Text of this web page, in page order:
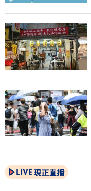
現正直播